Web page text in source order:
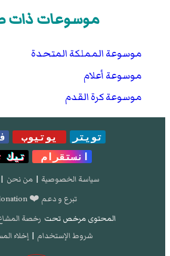
موسوعات ذات
موسوعة المملكة المتحدة
موسوعة أعلام
موسوعة كرة القدم
تويتر يوتيوب
انستقرام
تيك
سياسة الخصوصية | من نحن |
تبرع و دعم ❤️ donation
المحتوى مرخص تحت رخصة المشاع
شروط الإستخدام | إخلاء